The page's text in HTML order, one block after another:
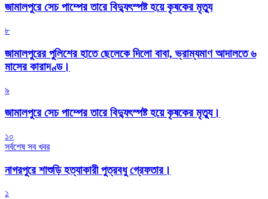
জামালপুরে সেচ পাম্পের তারে বিদ্যুৎস্পষ্ট হয়ে কৃষকের মৃত্যু
৮
জামালপুরের পুলিশের হাতে ছেলেকে দিলো বাবা, ভ্রাম্যমাণ আদালতে ৬
মাসের কারাদণ্ড।
৯
জামালপুরে সেচ পাম্পের তারে বিদ্যুৎস্পষ্ট হয়ে কৃষকের মৃত্যু।
১০
সর্বশেষ সব খবর
নাগরপুরে শাশুড়ি হত্যাকারী পুত্রবধু গ্রেফতার।
১